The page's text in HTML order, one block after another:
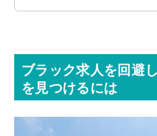
ブラック求人を回避
を見つけるには